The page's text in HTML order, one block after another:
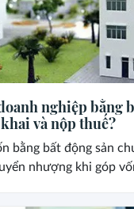
nghiệp bằng
và nộp thuế?
bằng bất động sản
nhượng khi góp